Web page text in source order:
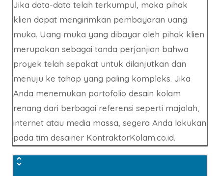
Jika data-data telah terkumpul, maka pihak
klien dapat mengirimkan pembayaran uang
muka. Uang muka yang dibayar oleh pihak klien
merupakan sebagai tanda perjanjian bahwa
proyek telah sepakat untuk dilanjutkan dan
menuju ke tahap yang paling kompleks. Jika
Anda menemukan portofolio desain kolam
renang dari berbagai referensi seperti majalah,
internet atau media massa, segera Anda lakukan
pada tim desainer KontraktorKolam.co.id.